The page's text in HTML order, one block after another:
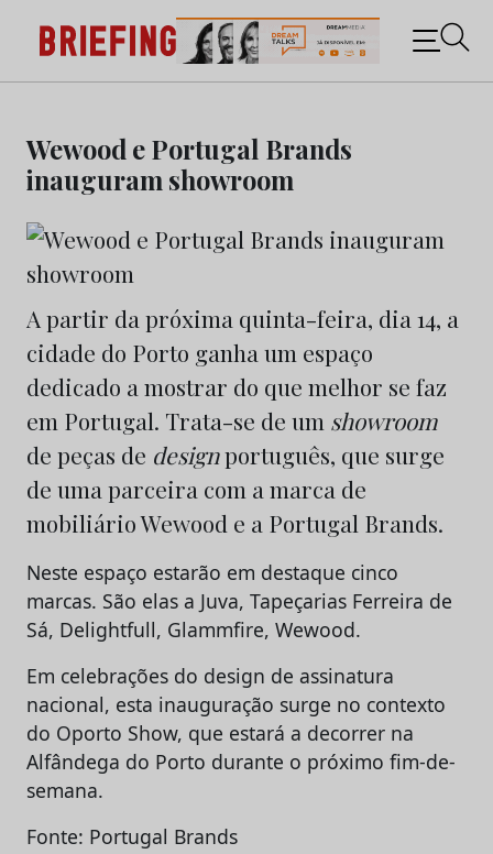
content
Briefing: Todas as notícias sobre os negócios do
Marketing e da Publicidade
Wewood e Portugal Brands
inauguram showroom
A partir da próxima quinta-feira, dia 14, a
cidade do Porto ganha um espaço
dedicado a mostrar do que melhor se faz
em Portugal. Trata-se de um showroom
de peças de designportuguês, que surge
de uma parceira com a marca de
mobiliário Wewood e a Portugal Brands.
Neste espaço estarão em destaque cinco
marcas. São elas a Juva, Tapeçarias Ferreira de
Sá, Delightfull, Glammfire, Wewood.
Em celebrações do design de assinatura
nacional, esta inauguração surge no contexto
do Oporto Show, que estará a decorrer na
Alfândega do Porto durante o próximo fim-de-
semana.
Fonte: Portugal Brands